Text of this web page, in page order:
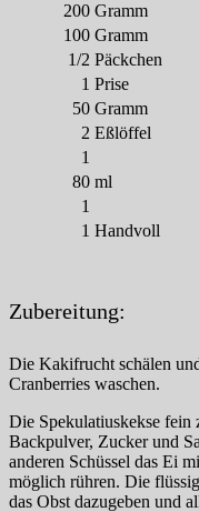
200 Gramm
100 Gramm
1/2 Päckchen
1 Prise
50 Gramm
2 Eßlöffel
1
80 ml
1
1 Handvoll
Zubereitung:
Die Kakifrucht schälen
Cranberries waschen.
Die Spekulatiuskekse fein
Backpulver, Zucker und
anderen Schüssel das Ei
möglich rühren. Die
das Obst dazugeben und